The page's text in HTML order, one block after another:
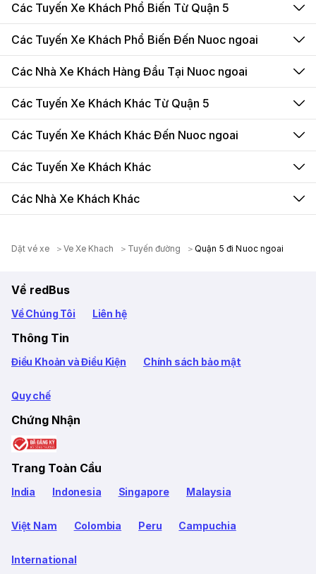
Các Tuyến Xe Khách Phổ Biến Từ Quận 5
Các Tuyến Xe Khách Phổ Biến Đến Nuoc ngoai
Các Nhà Xe Khách Hàng Đầu Tại Nuoc ngoai
Các Tuyến Xe Khách Khác Từ Quận 5
Các Tuyến Xe Khách Khác Đến Nuoc ngoai
Các Tuyến Xe Khách Khác
Các Nhà Xe Khách Khác
Dặt vé xe Ve Xe Khach Tuyến đường Quận 5 đi Nuoc ngoai
Về redBus
Về Chúng Tôi Liên hệ
Thông Tin
Điều Khoản và Điều Kiện Chính sách bảo mật
Quy chế
Chứng Nhận
Trang Toàn Cầu
India Indonesia Singapore Malaysia
Việt Nam Colombia Peru Campuchia
International